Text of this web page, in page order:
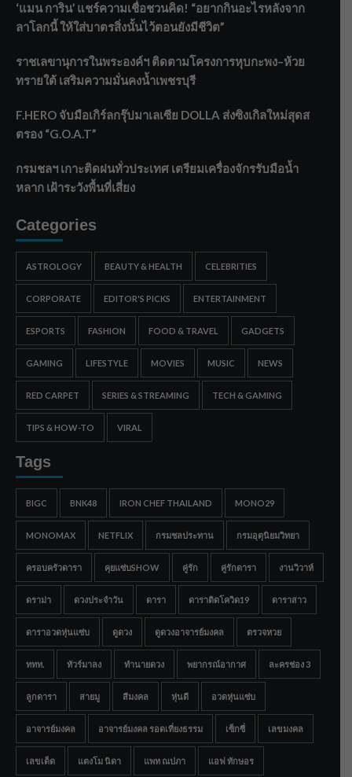
‘แมน การิน’ แชร์ความเชื่อชวนคิด! “อยากกินอะไรหลังจาก
ลาโลกนี้ ให้ใส่บาตรสิ่งนั้นไว้ตอนยังมีชีวิต”
ราชเลขานุการในพระองค์ฯ ติดตามโครงการหุบกะพง–ห้วย
ทรายใต้ เสริมความมั่นคงน้ำเพชรบุรี
F.HERO จับมือเกิร์ลกรุ๊ปมาเลเซีย DOLLA ส่งซิงเกิลใหม่สุดส
ตรอง “G.O.A.T”
กรมชลฯ เกาะติดฝนทั่วประเทศ เตรียมเครื่องจักรรับมือน้ำ
หลาก เฝ้าระวังพื้นที่เสี่ยง
Categories
ASTROLOGY BEAUTY & HEALTH CELEBRITIES
CORPORATE EDITOR'S PICKS ENTERTAINMENT
ESPORTS FASHION FOOD & TRAVEL GADGETS
GAMING LIFESTYLE MOVIES MUSIC NEWS
RED CARPET SERIES & STREAMING TECH & GAMING
TIPS & HOW-TO VIRAL
Tags
BIGC BNK48 IRON CHEF THAILAND MONO29
MONOMAX NETFLIX กรมชลประทาน กรมอุตุนิยมวิทยา
ครอบครัวดารา คุยแซ่บSHOW คู่รัก คู่รักดารา งานวิวาห์
ดราม่า ดวงประจำวัน ดารา ดาราติดโควิด19 ดาราสาว
ดาราอวดหุ่นแซ่บ ดูดวง ดูดวงอาจารย์มงคล ตรวจหวย
ททท. ทัวร์มาลง ทำนายดวง พยากรณ์อากาศ ละครช่อง 3
ลูกดารา สายมู สีมงคล หุ่นดี อวดหุ่นแซ่บ
อาจารย์มงคล อาจารย์มงคล รอดเที่ยงธรรม เซ็กซี่ เลขมงคล
เลขเด็ด แตงโม นิดา แพท ณปภา แอฟ ทักษอร